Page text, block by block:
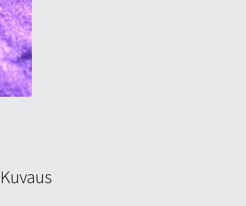
Kuvaus